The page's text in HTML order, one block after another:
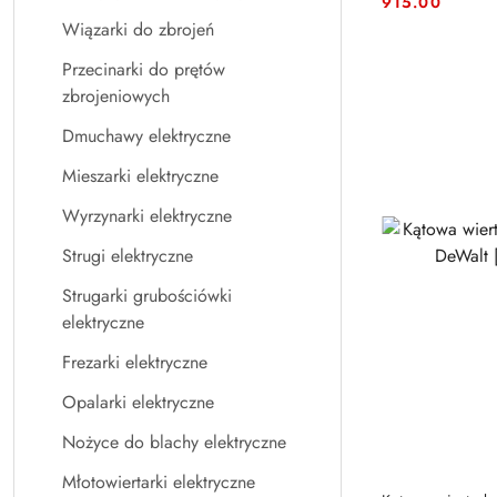
Wiązarki do zbrojeń
Przecinarki do prętów
zbrojeniowych
Dmuchawy elektryczne
Mieszarki elektryczne
Wyrzynarki elektryczne
Strugi elektryczne
Strugarki grubościówki
elektryczne
Frezarki elektryczne
Opalarki elektryczne
Nożyce do blachy elektryczne
Młotowiertarki elektryczne